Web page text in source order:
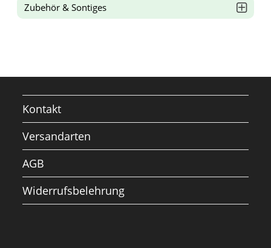
Zubehör & Sontiges
Kontakt
Versandarten
AGB
Widerrufsbelehrung